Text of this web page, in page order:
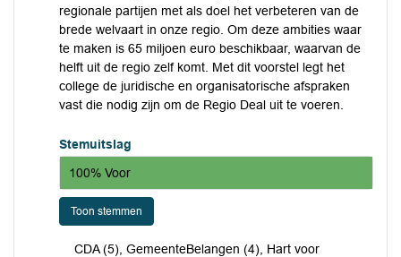
regionale partijen met als doel het verbeteren van de
brede welvaart in onze regio. Om deze ambities waar
te maken is 65 miljoen euro beschikbaar, waarvan de
helft uit de regio zelf komt. Met dit voorstel legt het
college de juridische en organisatorische afspraken
vast die nodig zijn om de Regio Deal uit te voeren.
Stemuitslag
100% Voor
Toon stemmen
CDA (5), GemeenteBelangen (4), Hart voor